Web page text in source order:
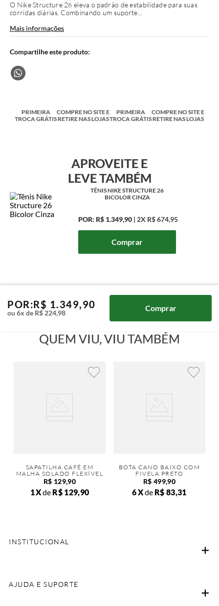
O Nike Structure 26 eleva o padrão de estabilidade para suas
corridas diárias. Combinando um suporte...
Mais informações
PRIMEIRA
TROCA GRÁTIS
COMPRE NO SITE E
RETIRE NAS LOJAS
PRIMEIRA
TROCA GRÁTIS
COMPRE NO SITE E
RETIRE NAS LOJAS
APROVEITE E
LEVE TAMBÉM
TÊNIS NIKE STRUCTURE 26
BICOLOR CINZA
POR: R$ 1.349,90 2X R$ 674,95
Comprar
POR:R$ 1.349,90
ou 6x de R$224,98
Comprar
QUEM VIU, VIU TAMBÉM
SAPATILHA CAFÉ EM
MALHA SOLADO FLEXÍVEL
R$ 129,90
1 de R$ 129,90
BOTA CANO BAIXO COM
FIVELA PRETO
R$ 499,90
6 de R$ 83,31
INSTITUCIONAL
AJUDA E SUPORTE